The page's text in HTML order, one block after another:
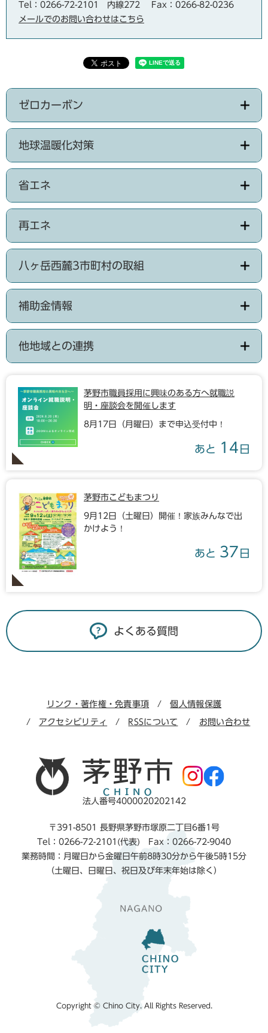
Tel：0266-72-2101 内線272
Fax：0266-82-0236
メールでのお問い合わせはこちら
ゼロカーボン
地球温暖化対策
省エネ
再エネ
八ヶ岳西麓3市町村の取組
補助金情報
他地域との連携
茅野市職員採用に興味のある方へ就職説
明・座談会を開催します
8月17日（月曜日）まで申込受付中！
あと 14 日
茅野市こどもまつり
9月12日（土曜日）開催！家族みんなで出
かけよう！
あと 37 日
よくある質問
リンク・著作権・免責事項 個人情報保護
アクセシビリティ RSSについて お問い合わせ
法人番号4000020202142
〒391-8501 長野県茅野市塚原二丁目6番1号
Tel：0266-72-2101(代表) Fax：0266-72-9040
業務時間：月曜日から金曜日午前8時30分から午後5時15分
（土曜日、日曜日、祝日及び年末年始は除く）
Copyright © Chino City. All Rights Reserved.